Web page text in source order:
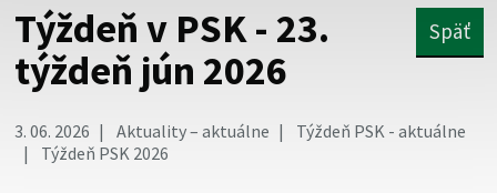
Táto stránka je zabezpečená
cez zabezpečenú webovú stránku. Zabezpečená stránka
vždy začína https:// pred názvom domény webového sídla.
Týždeň v PSK - 23.
týždeň jún 2026
Späť
3. 06. 2026 Aktuality – aktuálne
Týždeň PSK - aktuálne
Týždeň PSK 2026